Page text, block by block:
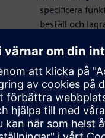
specificera
beställ och